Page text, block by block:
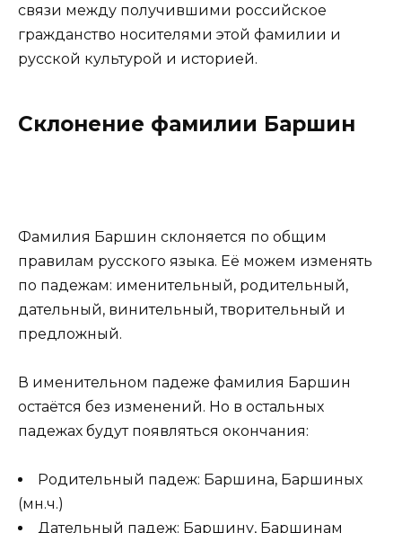
связи между получившими российское
гражданство носителями этой фамилии и
русской культурой и историей.
Склонение фамилии Баршин
Фамилия Баршин склоняется по общим
правилам русского языка. Её можем изменять
по падежам: именительный, родительный,
дательный, винительный, творительный и
предложный.
В именительном падеже фамилия Баршин
остаётся без изменений. Но в остальных
падежах будут появляться окончания:
Родительный падеж: Баршина, Баршиных
(мн.ч.)
Дательный падеж: Баршину, Баршинам